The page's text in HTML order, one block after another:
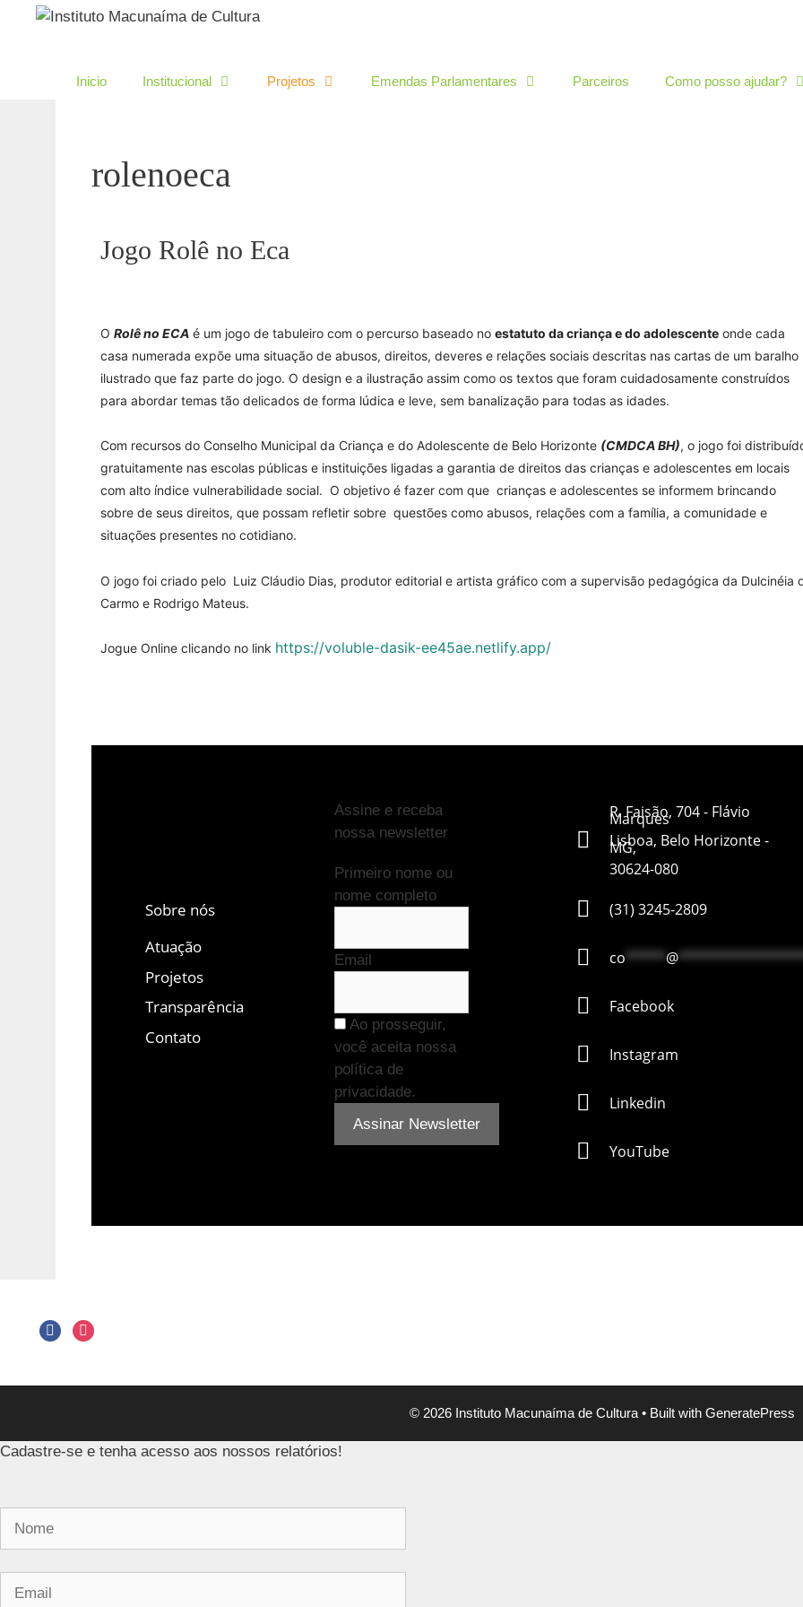
conteúdo
Inicio Institucional Projetos Emendas Parlamentares Parceiros Como posso ajudar?
rolenoeca
Jogo Rolê no Eca
O Rolê no ECA é um jogo de tabuleiro com o percurso baseado no estatuto da criança e do adolescente onde cada
casa numerada expõe uma situação de abusos, direitos, deveres e relações sociais descritas nas cartas de um baralho
ilustrado que faz parte do jogo. O design e a ilustração assim como os textos que foram cuidadosamente construídos
para abordar temas tão delicados de forma lúdica e leve, sem banalização para todas as idades.
Com recursos do Conselho Municipal da Criança e do Adolescente de Belo Horizonte (CMDCA BH), o jogo foi
gratuitamente nas escolas públicas e instituições ligadas a garantia de direitos das crianças e adolescentes em locais
com alto índice vulnerabilidade social. O objetivo é fazer com que crianças e adolescentes se informem brincando
sobre de seus direitos, que possam refletir sobre questões como abusos, relações com a família, a comunidade e
situações presentes no cotidiano.
O jogo foi criado pelo Luiz Cláudio Dias, produtor editorial e artista gráfico com a supervisão pedagógica da Dulcinéia
Carmo e Rodrigo Mateus.
Jogue Online clicando no link https://voluble-dasik-ee45ae.netlify.app/
Sobre nós
Atuação
Projetos
Transparência
Contato
Assine e receba
nossa newsletter
Primeiro nome ou
nome completo
Email
Ao prosseguir,
você aceita nossa
política de
privacidade.
R. Faisão, 704 - Flávio
Marques
Lisboa, Belo Horizonte -
MG,
30624-080
(31) 3245-2809
co*****@
Facebook
Instagram
Linkedin
YouTube
© 2026 Instituto Macunaíma de Cultura • Built with GeneratePress
Cadastre-se e tenha acesso aos nossos relatórios!